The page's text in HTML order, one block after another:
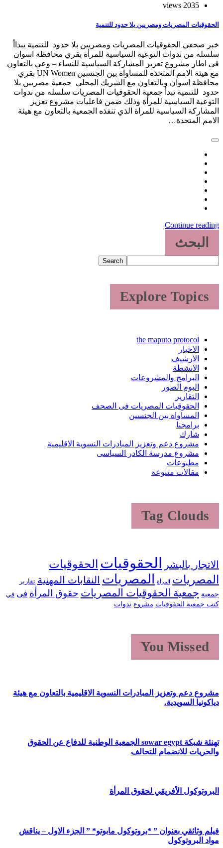
2035 views
الحقوقيات المصريات ومصريين بلا حدود للتنمية
خبر صحفي الحقوقيات المصريات ومصريين بلا حدود للتنمية يبداأ
سلسله من ندوات التوعية السياسية للمرأة بقري محافظة اسوان
فى اطار مشروع تعزيز المشاركة السياسية للنساء – وعي بالتعاون
مع هيئة الامم المتحدة للمساواة بين الجنسين UN Women بقري
محافظة اسوان وبالتعاون مع الشريك المحلي جمعية مصريين بلا
حدود للتنمية تبدأ جمعية الحقوقيات المصريات سلسله من ندوات
التوعية السياسية للمرأة وذلك ضمن فاعليات مشروع تعزيز
المشاركة السياسية للمراة الذي تنفذه الجمعية بالتعاون مع هيئة
الامم المتحدة…
Continue reading
البحث
Search
Explore Topics
the maputo protocol
الاخبار
الارشيف
الانشطة
البرامج والمشروعات
البوم الصور
التقارير
الحقوقيات المصريات فى الصحف
المساواة بين الجنسين
برامجنا
شارك
مشروع دعم وتعزيز المبادرات النسوية الاقليمية
مشروع مدرسة الكادر السياسى
مطبوعات
مقالات متنوعة
Tag Clouds
الاتجار بالبشر الحقوقيات الحقوقيات
المصريات
المرأة المصريات النقابات المهنية تقارير
جمعية جمعية الحقوقيات المصريات حقوق المرأة فى في
كتب جمعية الحقوقيات مشروع ندوات
You Missed
مشروع دعم وتعزيز المبادرات النسوية الاقليمية بالتعاون مع هيئة
دياكونيا السويدية.
تهنئة شبكة sowar egypt الجمعية الوطنية للدفاع عن الحقوق
والحريات للانضمام للتحالف
البروتوكول الأفريقي لحقوق المرأة
فيلم وثائقي بعنوان ” *بروتوكول مابوتو* ” الجزء الاول – يناقش
مواد البروتوكول